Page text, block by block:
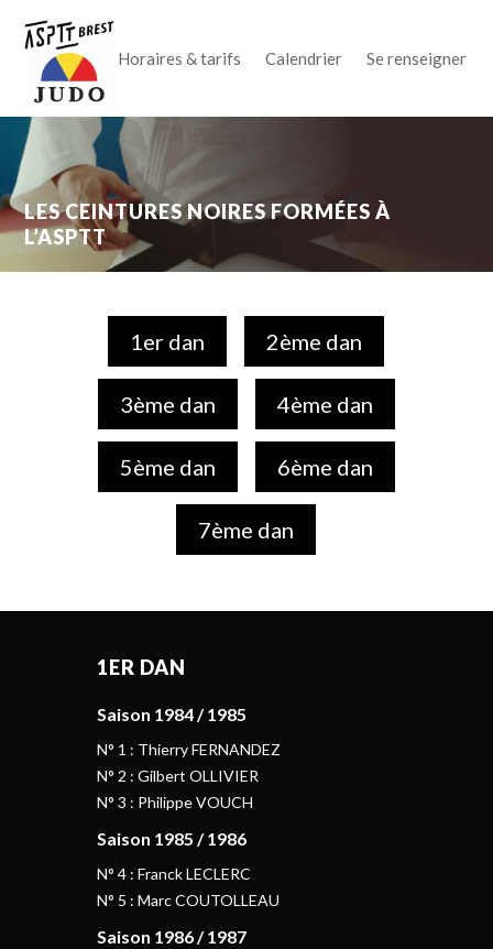
Horaires & tarifs Calendrier Se renseigner
LES CEINTURES NOIRES FORMÉES À
L’ASPTT
1er dan 2ème dan
3ème dan 4ème dan
5ème dan 6ème dan
7ème dan
1ER DAN
Saison 1984 / 1985
N° 1 : Thierry FERNANDEZ
N° 2 : Gilbert OLLIVIER
N° 3 : Philippe VOUCH
Saison 1985 / 1986
N° 4 : Franck LECLERC
N° 5 : Marc COUTOLLEAU
Saison 1986 / 1987